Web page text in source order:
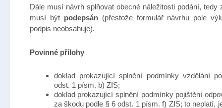
Dále musí návrh splňovat obecné náležitosti podání, tedy
musí být podepsán(přestože formulář návrhu pole
podpis neobsahuje).
Povinné přílohy
doklad prokazující splnění podmínky vzdělání
odst. 1 písm. b) ZIS;
doklad prokazující splnění podmínky pojištění
za škodu podle § 6 odst. 1 písm. f) ZIS; to neplatí,